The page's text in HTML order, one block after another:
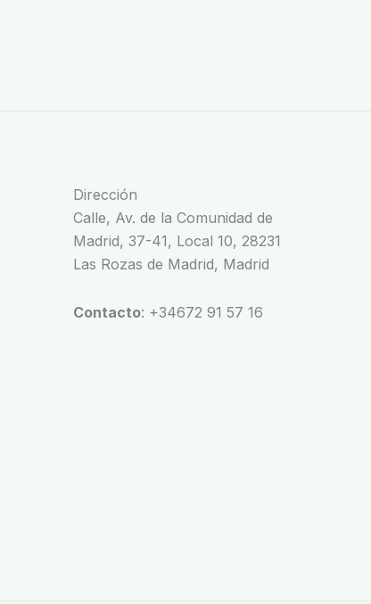
Dirección
Calle, Av. de la Comunidad de
Madrid, 37-41, Local 10, 28231
Las Rozas de Madrid, Madrid
Contacto: +34672 91 57 16